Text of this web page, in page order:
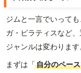
ジムと一言でいって
ガ・ピラティスなど
ジャンルは変わります
まずは「自分のペー